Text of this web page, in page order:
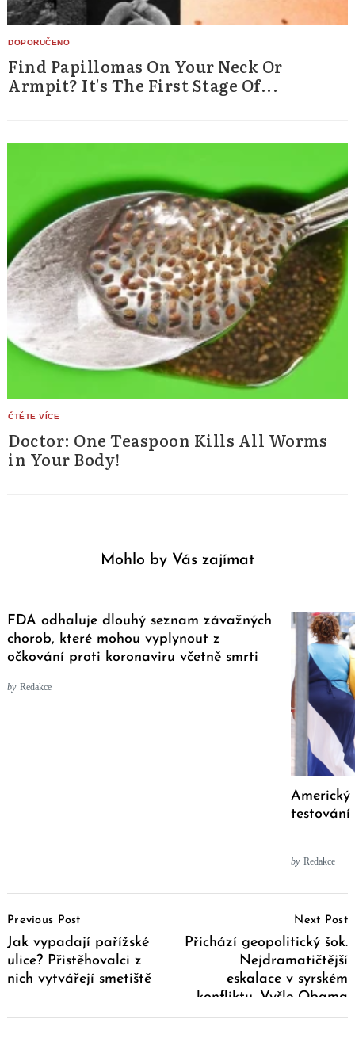
Find Papillomas On Your Neck Or
Armpit? It's The First Stage Of...
Doctor: One Teaspoon Kills All Worms
in Your Body!
Mohlo by Vás zajímat
FDA odhaluje dlouhý seznam závažných
chorob, které mohou vyplynout z
očkování proti koronaviru včetně smrti
by Redakce
testování
by Redakce
Navigation
Previous Post
Jak vypadají pařížské
ulice? Přistěhovalci z
nich vytvářejí smetiště
Next Post
Přichází geopolitický šok.
Nejdramatičtější
eskalace v syrském
konfliktu. Vyšle Obama
americká vojska a Putin